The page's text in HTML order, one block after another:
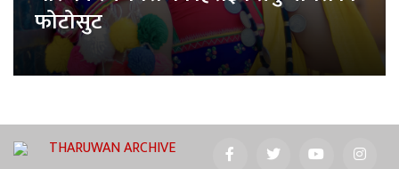
फोटोसुट
THARUWAN ARCHIVE